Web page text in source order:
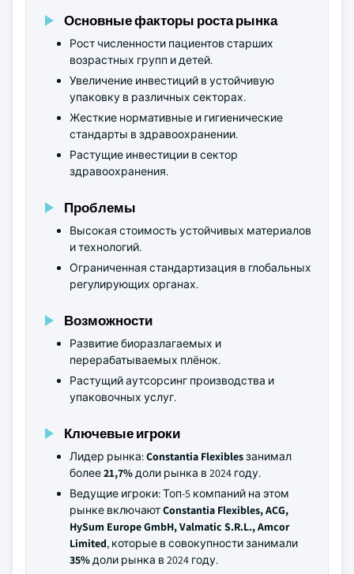
Основные факторы роста рынка
Рост численности пациентов старших
возрастных групп и детей.
Увеличение инвестиций в устойчивую
упаковку в различных секторах.
Жесткие нормативные и гигиенические
стандарты в здравоохранении.
Растущие инвестиции в сектор
здравоохранения.
Проблемы
Высокая стоимость устойчивых материалов
и технологий.
Ограниченная стандартизация в глобальных
регулирующих органах.
Возможности
Развитие биоразлагаемых и
перерабатываемых плёнок.
Растущий аутсорсинг производства и
упаковочных услуг.
Ключевые игроки
Лидер рынка:Constantia Flexiblesзанимал
более21,7%доли рынка в 2024 году.
Ведущие игроки: Топ-5 компаний на этом
рынке включаютConstantia Flexibles, ACG,
HySum Europe GmbH, Valmatic S.R.L., Amcor
Limited, которые в совокупности занимали
35%доли рынка в 2024 году.